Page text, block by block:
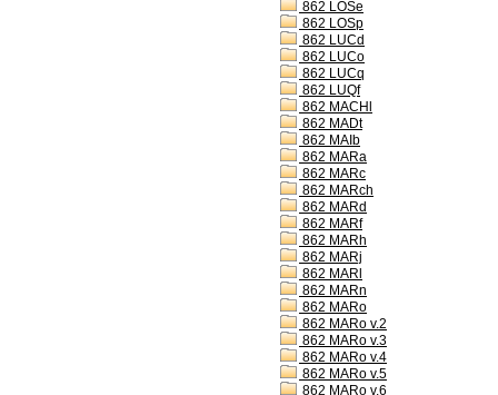
862 LOSe
862 LOSp
862 LUCd
862 LUCo
862 LUCq
862 LUQf
862 MACHl
862 MADt
862 MAIb
862 MARa
862 MARc
862 MARch
862 MARd
862 MARf
862 MARh
862 MARj
862 MARl
862 MARn
862 MARo
862 MARo v.2
862 MARo v.3
862 MARo v.4
862 MARo v.5
862 MARo v.6